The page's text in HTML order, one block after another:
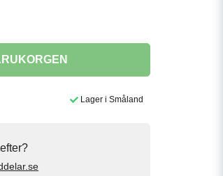
Lager i Småland